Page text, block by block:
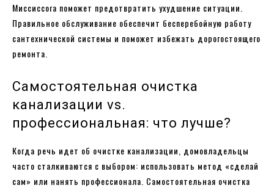
Миссиссога поможет предотвратить ухудшение ситуации.
Правильное обслуживание обеспечит бесперебойную работу
сантехнической системы и поможет избежать дорогостоящего
ремонта.
Самостоятельная очистка
канализации vs.
профессиональная: что лучше?
Когда речь идет об очистке канализации, домовладельцы
часто сталкиваются с выбором: использовать метод «сделай
сам» или нанять профессионала. Самостоятельная очистка